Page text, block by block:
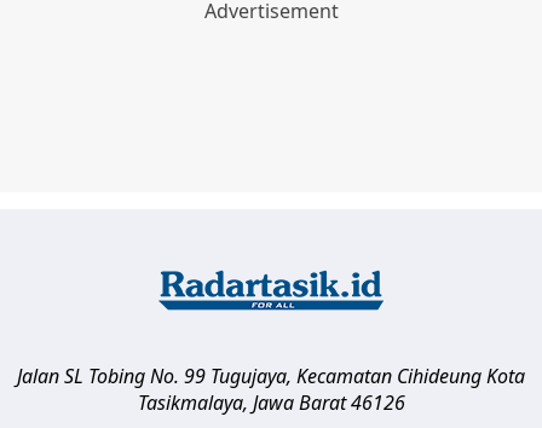
Jalan SL Tobing No. 99 Tugujaya, Kecamatan CihideungKota
Tasikmalaya, Jawa Barat 46126